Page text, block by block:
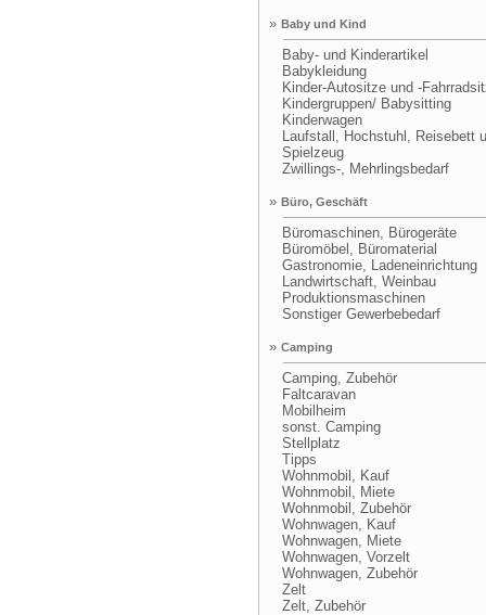
» Baby und Kind
Baby- und Kinderartikel
Babykleidung
Kinder-Autositze und -
Kindergruppen/ Babysitting
Kinderwagen
Laufstall, Hochstuhl, Reisebett
Spielzeug
Zwillings-, Mehrlingsbedarf
» Büro, Geschäft
Büromaschinen, Bürogeräte
Büromöbel, Büromaterial
Gastronomie, Ladeneinrichtung
Landwirtschaft, Weinbau
Produktionsmaschinen
Sonstiger Gewerbebedarf
» Camping
Camping, Zubehör
Faltcaravan
Mobilheim
sonst. Camping
Stellplatz
Tipps
Wohnmobil, Kauf
Wohnmobil, Miete
Wohnmobil, Zubehör
Wohnwagen, Kauf
Wohnwagen, Miete
Wohnwagen, Vorzelt
Wohnwagen, Zubehör
Zelt
Zelt, Zubehör